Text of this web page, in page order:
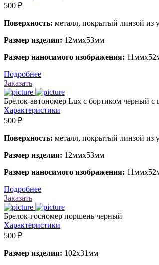
500 ₽
Поверхность: металл, покрытый линзой из
Размер изделия: 12ммх53мм
Размер наносимого изображения:
Подробнее
Заказать
Брелок-автономер Lux с бортиком черный с
Характеристики
500 ₽
Поверхность: металл, покрытый линзой из
Размер изделия: 12ммх53мм
Размер наносимого изображения:
Подробнее
Заказать
Брелок-госномер поршень черный
Характеристики
500 ₽
Размер изделия: 102х31мм